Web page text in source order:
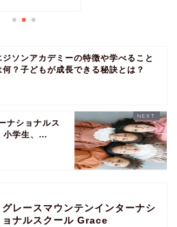
ジソンアカデミーの特徴や学べること
何？子どもが成長できる秘訣とは？
ナショナルス
学生、...
グレースマウンテンインターナシ
ョナルスクール Grace